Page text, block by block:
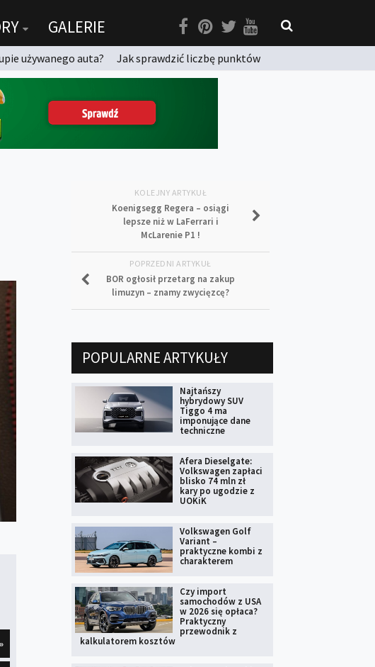
GALERIE
używanego auta?
Jak sprawdzić liczbę punktów
KOLEJNY ARTYKUŁ
Koenigsegg Regera – osiągi
lepsze niż w LaFerrari i
McLarenie P1 !
POPRZEDNI ARTYKUŁ
BOR ogłosił przetarg na zakup
limuzyn – znamy zwycięzcę?
POPULARNE ARTYKUŁY
Najtańszy
hybrydowy SUV
Tiggo 4 ma
imponujące dane
techniczne
Afera Dieselgate:
Volkswagen zapłaci
blisko 74 mln zł
kary po ugodzie z
UOKiK
Volkswagen Golf
Variant –
praktyczne kombi z
charakterem
Czy import
samochodów z USA
w 2026 się opłaca?
Praktyczny
przewodnik z
kalkulatorem kosztów